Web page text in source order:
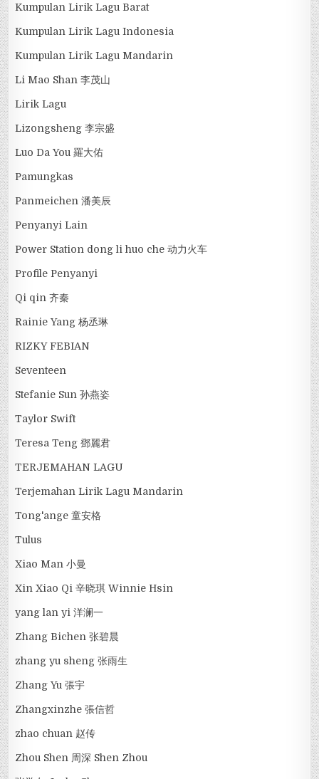
Kumpulan Lirik Lagu Barat
Kumpulan Lirik Lagu Indonesia
Kumpulan Lirik Lagu Mandarin
Li Mao Shan 李茂山
Lirik Lagu
Lizongsheng 李宗盛
Luo Da You 羅大佑
Pamungkas
Panmeichen 潘美辰
Penyanyi Lain
Power Station dong li huo che 动力火车
Profile Penyanyi
Qi qin 齐秦
Rainie Yang 杨丞琳
RIZKY FEBIAN
Seventeen
Stefanie Sun 孙燕姿
Taylor Swift
Teresa Teng 鄧麗君
TERJEMAHAN LAGU
Terjemahan Lirik Lagu Mandarin
Tong'ange 童安格
Tulus
Xiao Man 小曼
Xin Xiao Qi 辛晓琪 Winnie Hsin
yang lan yi 洋澜一
Zhang Bichen 张碧晨
zhang yu sheng 张雨生
Zhang Yu 張宇
Zhangxinzhe 張信哲
zhao chuan 赵传
Zhou Shen 周深 Shen Zhou